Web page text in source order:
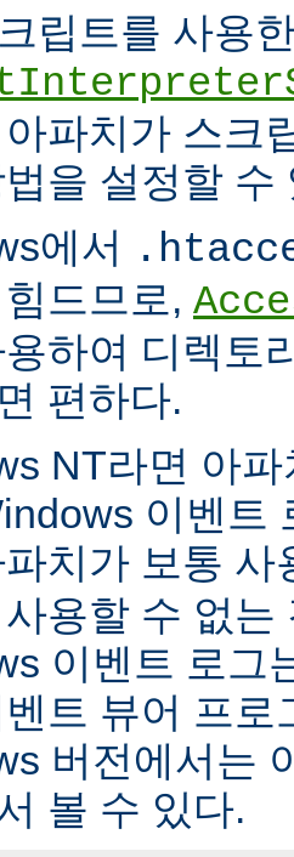
립트를 사용
파치가 스크
을 설정할 수
에서
드므로,
하여 디렉토
편하다.
NT라면 아
이벤트
치가 보통
용할 수 없는
이벤트 로그
트 뷰어 프로
버전에서는
볼 수 있다.